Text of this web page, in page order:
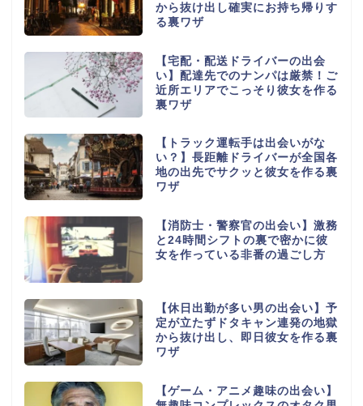
から抜け出し確実にお持ち帰りす
る裏ワザ
【宅配・配送ドライバーの出会
い】配達先でのナンパは厳禁！ご
近所エリアでこっそり彼女を作る
裏ワザ
【トラック運転手は出会いがな
い？】長距離ドライバーが全国各
地の出先でサクッと彼女を作る裏
ワザ
【消防士・警察官の出会い】激務
と24時間シフトの裏で密かに彼
女を作っている非番の過ごし方
【休日出勤が多い男の出会い】予
定が立たずドタキャン連発の地獄
から抜け出し、即日彼女を作る裏
ワザ
【ゲーム・アニメ趣味の出会い】